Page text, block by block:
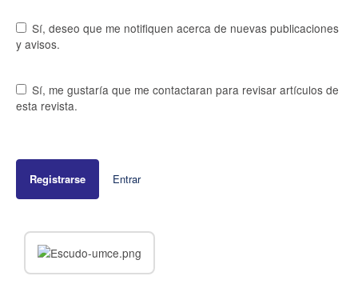
Sí, deseo que me notifiquen acerca de nuevas publicaciones
y avisos.
Sí, me gustaría que me contactaran para revisar artículos de
esta revista.
Registrarse Entrar